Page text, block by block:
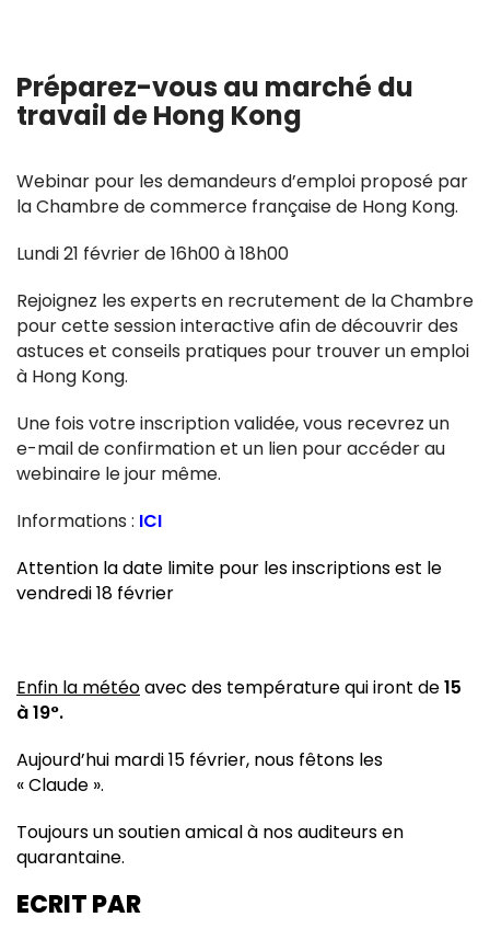
Préparez-vous au marché du
travail de Hong Kong
Webinar pour les demandeurs d’emploi proposé par
la Chambre de commerce française de Hong Kong.
Lundi 21 février de 16h00 à 18h00
Rejoignez les experts en recrutement de la Chambre
pour cette session interactive afin de découvrir des
astuces et conseils pratiques pour trouver un emploi
à Hong Kong.
Une fois votre inscription validée, vous recevrez un
e-mail de confirmation et un lien pour accéder au
webinaire le jour même.
Informations : ICI
Attention la date limite pour les inscriptions est le
vendredi 18 février
Enfin la météoavec des température qui iront de15
à 19°.
Aujourd’hui mardi 15 février, nous fêtons les
« Claude ».
Toujours un soutien amical à nos auditeurs en
quarantaine.
ECRIT PAR